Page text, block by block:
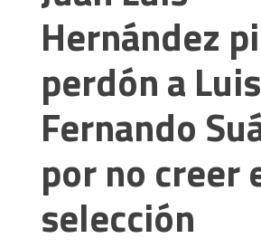
Hernández
perdón a Luis
Fernando
por no creer
selección